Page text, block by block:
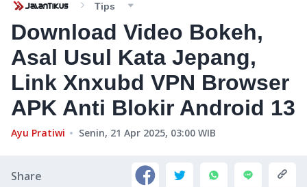
Tips
Download Video Bokeh,
Asal Usul Kata Jepang,
Link Xnxubd VPN Browser
APK Anti Blokir Android 13
Ayu Pratiwi Senin, 21 Apr 2025, 03:00 WIB
Share